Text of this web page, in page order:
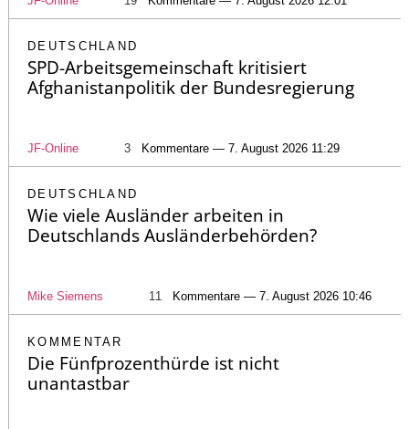
DEUTSCHLAND
SPD-Arbeitsgemeinschaft kritisiert
Afghanistanpolitik der Bundesregierung
JF-Online 3 Kommentare — 7. August 2026 11:29
DEUTSCHLAND
Wie viele Ausländer arbeiten in
Deutschlands Ausländerbehörden?
Mike Siemens 11 Kommentare — 7. August 2026 10:46
KOMMENTAR
Die Fünfprozenthürde ist nicht
unantastbar